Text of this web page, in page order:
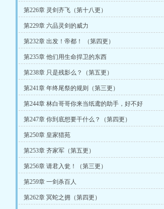
第226章 灵剑齐飞（第十八更）
第229章 六品灵剑的威力
第232章 出发！帝都！ （第四更）
第235章 他们用生命捍卫的东西
第238章 只是残影么？（第五更）
第241章 年终尾祭的规则（第三更）
第244章 林白哥哥你来当纸鸢的助手，好不好
第247章 你到底想要干什么？（第四更）
第250章 皇家猎苑
第253章 齐家军（第五更）
第256章 请君入瓮！（第三更）
第259章 一剑杀百人
第262章 冥蛇之拥（第四更）